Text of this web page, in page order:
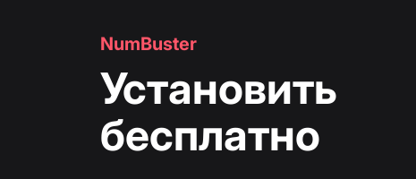
NumBuster
Установить
бесплатно